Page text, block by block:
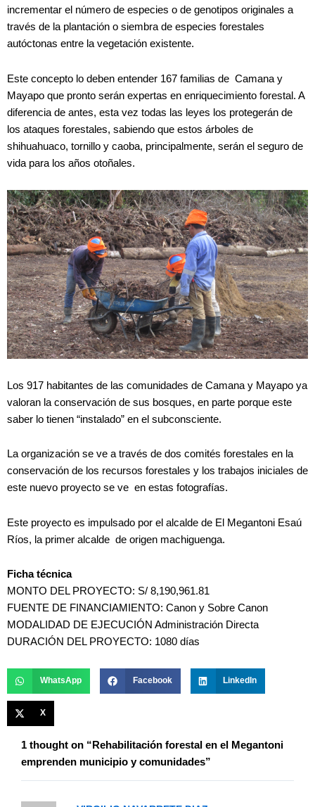
incrementar el número de especies o de genotipos originales a
través de la plantación o siembra de especies forestales
autóctonas entre la vegetación existente.
Este concepto lo deben entender 167 familias de Camana y
Mayapo que pronto serán expertas en enriquecimiento forestal. A
diferencia de antes, esta vez todas las leyes los protegerán de
los ataques forestales, sabiendo que estos árboles de
shihuahuaco, tornillo y caoba, principalmente, serán el seguro de
vida para los años otoñales.
Los 917 habitantes de las comunidades de Camana y Mayapo ya
valoran la conservación de sus bosques, en parte porque este
saber lo tienen “instalado” en el subconsciente.
La organización se ve a través de dos comités forestales en la
conservación de los recursos forestales y los trabajos iniciales de
este nuevo proyecto se ve en estas fotografías.
Este proyecto es impulsado por el alcalde de El Megantoni Esaú
Ríos, la primer alcalde de origen machiguenga.
Ficha técnica
MONTO DEL PROYECTO: S/ 8,190,961.81
FUENTE DE FINANCIAMIENTO: Canon y Sobre Canon
MODALIDAD DE EJECUCIÓN Administración Directa
DURACIÓN DEL PROYECTO: 1080 días
WhatsApp Facebook LinkedIn
X
1 thought on “Rehabilitación forestal en el Megantoni
emprenden municipio y comunidades”